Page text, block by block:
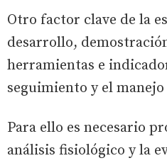
Otro factor clave de la
desarrollo,
herramientas e
seguimiento y el
Para ello es necesario
análisis fisiológico y la